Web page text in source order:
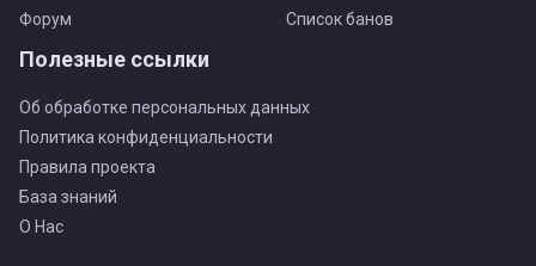
Форум
Список банов
Полезные ссылки
Об обработке персональных данных
Политика конфиденциальности
Правила проекта
База знаний
О Нас